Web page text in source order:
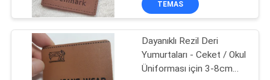
KONTROL
BIZIMLE
ILETIŞIME
bask teknikleriyle
TEMAS
Dayanıklı Rezil Deri
Yumurtaları - Ceket / Okul
Üniforması için 3-8cm